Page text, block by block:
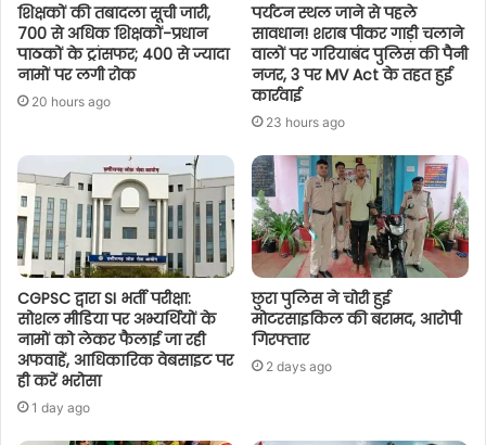
शिक्षकों की तबादला सूची जारी,
700 से अधिक शिक्षकों-प्रधान
पाठकों के ट्रांसफर; 400 से ज्यादा
नामों पर लगी रोक
20 hours ago
पर्यटन स्थल जाने से पहले
सावधान! शराब पीकर गाड़ी चलाने
वालों पर गरियाबंद पुलिस की पैनी
नजर, 3 पर MV Act के तहत हुई
कार्रवाई
23 hours ago
CGPSC द्वारा SI भर्ती परीक्षा:
सोशल मीडिया पर अभ्यर्थियों के
नामों को लेकर फैलाई जा रही
अफवाहें, आधिकारिक वेबसाइट पर
ही करें भरोसा
1 day ago
छुरा पुलिस ने चोरी हुई
मोटरसाइकिल की बरामद, आरोपी
गिरफ्तार
2 days ago